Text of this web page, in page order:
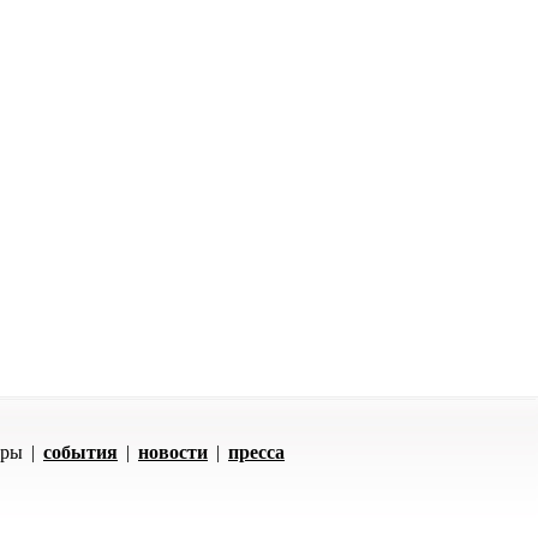
| события | новости | пресса